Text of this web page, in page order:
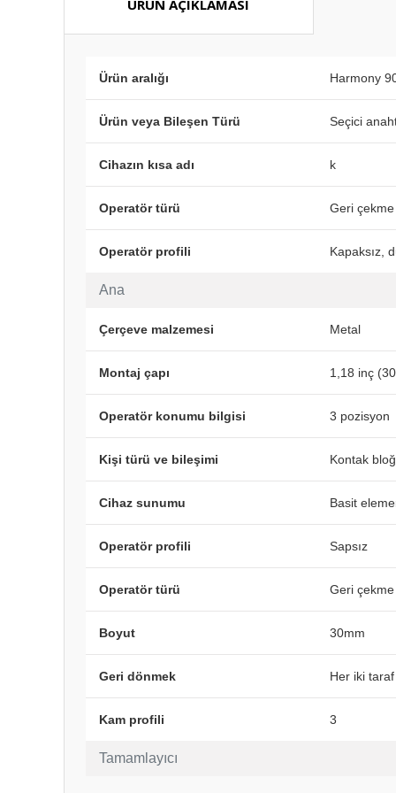
ÜRÜN AÇIKLAMASI
Ana
Ürün aralığı Harmony
Ürün veya Bileşen Türü Seçici
Cihazın kısa adı k
Operatör türü Geri çekme
Operatör profili Kapaksız,
Tamamlayıcı
Çerçeve malzemesi Metal
Montaj çapı 1,18 inç
Operatör konumu bilgisi 3 pozisyon
Kişi türü ve bileşimi Kontak
Cihaz sunumu Basit
Operatör profili Sapsız
Operatör türü Geri çekme
Boyut 30mm
Geri dönmek Her iki
Kam profili 3